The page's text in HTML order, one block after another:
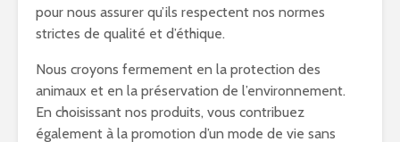
pour nous assurer qu’ils respectent nos normes
strictes de qualité et d’éthique.
Nous croyons fermement en la protection des
animaux et en la préservation de l’environnement.
En choisissant nos produits, vous contribuez
également à la promotion d’un mode de vie sans